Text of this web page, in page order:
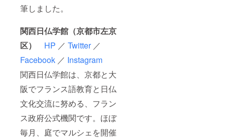
筆しました。
関西日仏学館（京都市左京
区）
HP ／ Twitter／
Facebook ／ Instagram
関西日仏学館は、京都と大
阪でフランス語教育と日仏
文化交流に努める、フラン
ス政府公式機関です。ほぼ
毎月、庭でマルシェを開催